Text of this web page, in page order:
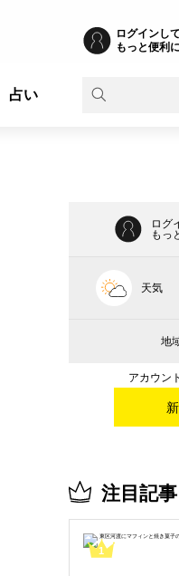
ログインして
もっと便利
占い
ログ
もっ
天気
地
アカウン
注目記